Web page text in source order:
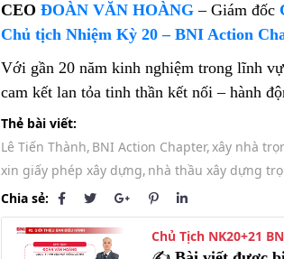
CEOĐOÀN VĂN HOÀNG – Giám đốc
Chủ tịch Nhiệm Kỳ 20 – BNI Action
Với gần 20 năm kinh nghiệm trong lĩnh
cam kết lan tỏa tinh thần kết nối – hành
Thẻ bài viết:
Lê Tiến Thành, BNI Action Chapter,xây nhà
xin giấy phép xây dựng, nhà thầu xây dựng
Chia sẻ:
Chủ Tịch NK20+21